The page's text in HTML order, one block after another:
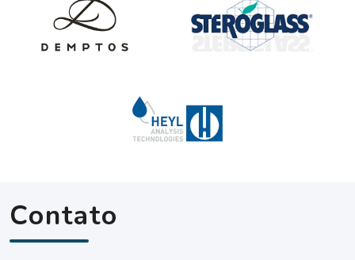
Contato